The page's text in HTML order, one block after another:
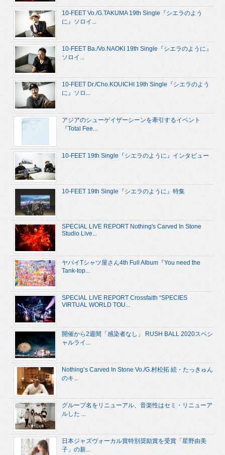
10-FEET Vo./G.TAKUMA 19th Single『シエラのよう
に』ソロイ...
10-FEET Ba./Vo.NAOKI 19th Single『シエラのように』
ソロイ...
10-FEET Dr./Cho.KOUICHI 19th Single『シエラのよう
に』ソロ...
アジアのシューゲイザーシーンを牽引するイベント
『Total Fee...
10-FEET 19th Single『シエラのように』インタビュー
10-FEET 19th Single『シエラのように』特集
SPECIAL LIVE REPORT Nothing's Carved In Stone
Studio Live...
ヤバイTシャツ屋さん4th Full Album『You need the
Tank-top...
SPECIAL LIVE REPORT Crossfaith “SPECIES
VIRTUAL WORLD TOU...
開催から2週間「感染者なし」 RUSH BALL 2020スペシ
ャルライ...
Nothing’s Carved In Stone Vo./G.村松拓 続・たっきゅん
のキ...
グループ名をリニューアル、音楽性はセミ・リニューア
ルした ...
日本ジャズヴォーカル賞特別奨励賞を受賞「星野由美
子」の新...